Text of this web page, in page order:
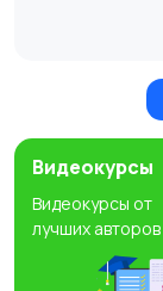
расходники
Видеокурсы
Видеокурсы от
лучших авторов